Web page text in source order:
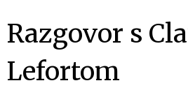
Razgovor s
Lefortom